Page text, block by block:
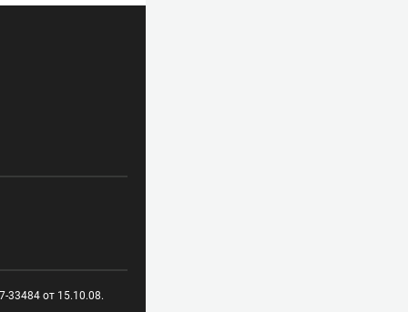
33484 от 15.10.08.